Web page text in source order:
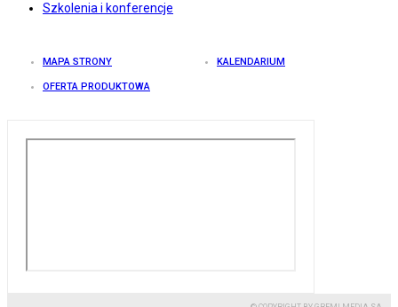
Szkolenia i konferencje
MAPA STRONY KALENDARIUM
OFERTA PRODUKTOWA